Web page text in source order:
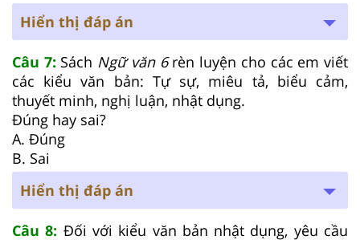
Hiển thị đáp án
Câu 7: Sách Ngữ văn 6rèn luyện cho các em viết
các kiểu văn bản: Tự sự, miêu tả, biểu cảm,
thuyết minh, nghị luận, nhật dụng.
Đúng hay sai?
A. Đúng
B. Sai
Hiển thị đáp án
Câu 8: Đối với kiểu văn bản nhật dụng, yêu cầu